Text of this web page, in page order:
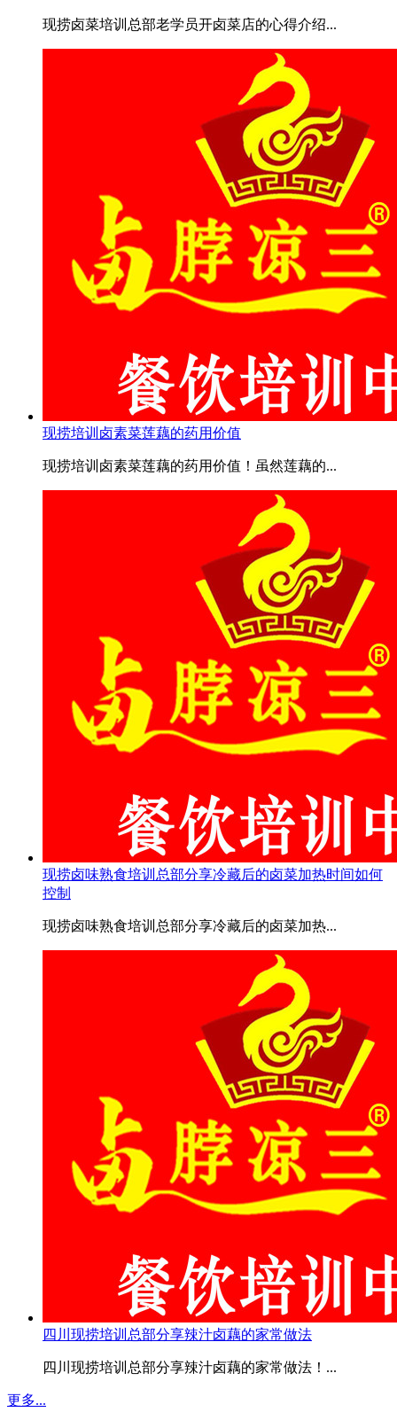
现捞卤菜培训总部老学员开卤菜店的心得介绍...
现捞培训卤素菜莲藕的药用价值
现捞培训卤素菜莲藕的药用价值！虽然莲藕的...
现捞卤味熟食培训总部分享冷藏后的卤菜加热时间如何
控制
现捞卤味熟食培训总部分享冷藏后的卤菜加热...
四川现捞培训总部分享辣汁卤藕的家常做法
四川现捞培训总部分享辣汁卤藕的家常做法！...
更多...